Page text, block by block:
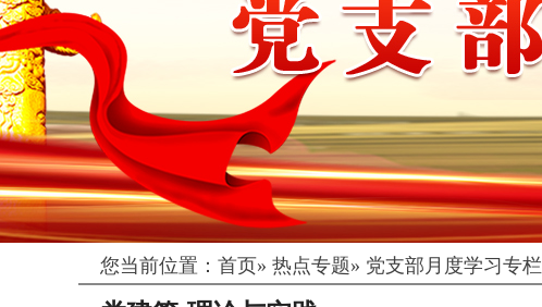
您当前位置： 首页» 热点专题» 党支部月度学习专栏